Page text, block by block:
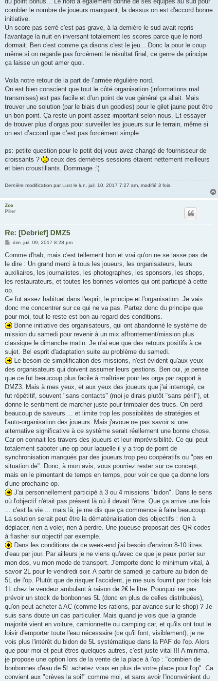
combler le nombre de joueurs manquant, la dessus on est d'accord bonne
initiative.
Un score pas serré c'est pas grave, à la dernière le sud avait repris
l'avantage la nuit en inversant totalement les scores parce que le nord
dormait. Ben c'est comme ça disons c'est le jeu... Donc la pour le coup
même si on regarde pas forcément le résultat final, ce genre de principe
ça laisse un gout amer quoi.
Voila notre retour de la part de l’armée régulière nord.
On est bien conscient que tout le côté organisation (informations mal
transmises) est pas facile et d’un point de vue général ça allait. Mais
trouver une solution (par le biais d’un goodies) pour le gilet jaune peut être
un bon point. Ça reste un point assez important selon nous. Et essayer
de trouver plus d’orgas pour surveiller les joueurs sur le terrain, même si
on est d’accord que c’est pas forcément simple.
ps: petite question pour le petit dej vous avez changé de fournisseur de
croissants ?
ceux des dernières sessions étaient nettement meilleurs
et bien croustillants. Dommage :'(
Dernière modification parLust le lun. juil. 10, 2017 7:27 am, modifié 3 fois.
Zox
Pilier
Re: [Debrief] DMZ5
M
s
a
g
dim. juil. 09, 2017 8:28 pm
Comme d'hab, mais c'est tellement bon et vrai qu'on ne se lasse pas de
le dire : Un grand merci à tous les joueurs, les organisateurs, leurs
auxiliaires, les journalistes, les photographes, les sponsors, les shops,
les restaurateurs, et toutes les bonnes volontés qui ont participé à cette
op.
Ce fut assez habituel dans l'esprit, le principe et l'organisation. Je vais
donc me concentrer sur ce qui ne va pas. Partez donc du principe que
pour moi, tout le reste est bon au regard des conditions.
Bonne initiative des organisateurs, qui ont abandonné le système de
mission du samedi pour revenir à un mix affrontement/mission plus
classique le dimanche matin. Je n'ai eue que des retours positifs à ce
sujet. Bel esprit d'adaptation suite au problème du samedi.
Le besoin de simplification des missions, n'est évident qu'aux yeux
des organisateurs qui doivent assumer leurs gestions. Ben oui, je pense
que ce fut beaucoup plus facile à maîtriser pour les orga par rapport à
DMZ3. Mais à mes yeux, et aux yeux des joueurs que j'ai interrogé, ce
fut répétitif, souvent "sans contacts" (moi je dirais plutôt "sans péril"), et
donne le sentiment de marcher juste pour trimbaler des trucs. On perd
beaucoup de saveurs ... et limite trop les possibilités de stratégies et
l'auto-organisation des joueurs. Mais j'avoue ne pas savoir si une
alternative significative à ce système serait réellement une bonne chose.
Car on connait les travers des joueurs et leur imprévisibilité. Ce qui peut
totalement saboter une op pour laquelle il y a trop de point de
synchronisation manqués par des joueurs trop peu coopératifs ou "pas en
situation de". Donc, à mon avis, vous pourriez rester sur ce concept,
mais en le pimentant de temps en temps, pour voir ce que ça donne lors
d'une prochaine op.
J'ai personnellement participé à 3 ou 4 missions "bidon". Dans le sens
où l'objectif n'était pas présent là où il devait l'être. Que ça arrive une fois
... c'est la vie ... mais là, je me dis que ça commence à faire beaucoup.
La solution serait peut être la dématérialisation des objectifs : rien à
déplacer, rien à voler, rien à perdre. Une joueuse proposait des QR-codes
à flasher sur objectif par exemple.
Dans les conditions de ce week-end j'ai besoin d'environ 8-10 litres
d'eau par jour. Par ailleurs je ne viens qu'avec ce que je peux porter sur
mon dos, vu mon mode de transport. J'emporte donc le minimum vital, à
savoir 2L pour le vendredi soir. A partir de samedi je carbure au bidon de
5L de l'op. Plutôt que de risquer l'accident, je me suis fournit par trois fois
1L chez le vendeur ambulant à raison de 2€ le litre. Pourquoi ne pas
prévoir un stock de bonbonnes 5L (donc en plus de celles distribuées),
qu'on peut acheter à AC (comme les rations, par avance sur le shop) ? Je
suis sans doute un cas particulier. Mais quand je vois que la grande
majorité vient en voiture, camionnette ou camping car, et qu'ils ont tout le
loisir d'emporter toute l'eau nécessaire (ce qu'il font, visiblement), je ne
vois plus l'intérêt du bidon de 5L systématique dans la PAF de l'op. Alors
que pour moi et peut êtres quelques autres, c'est juste vital !!! A minima,
je propose une option lors de la vente de la place à l'op : "combien de
bonbonnes d'eau de 5L achetez vous en plus de votre place pour l'op". Ca
convient aux "crèves la soif" comme moi, et sans avoir l'inconvénient du